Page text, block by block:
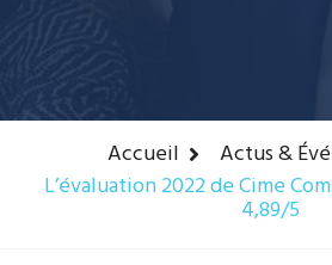
Accueil
Actus &
L’évaluation 2022 de Cime
4,89/5